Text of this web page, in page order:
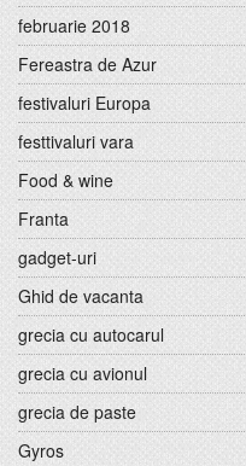
februarie 2018
Fereastra de Azur
festivaluri Europa
festtivaluri vara
Food & wine
Franta
gadget-uri
Ghid de vacanta
grecia cu autocarul
grecia cu avionul
grecia de paste
Gyros